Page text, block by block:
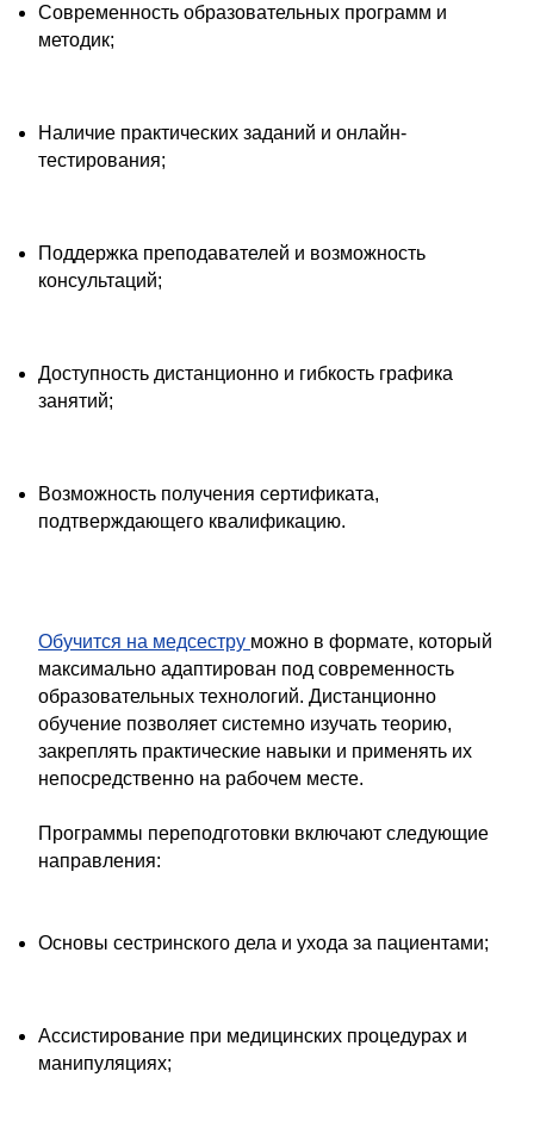
Современность образовательных программ и
методик;
Наличие практических заданий и онлайн-
тестирования;
Поддержка преподавателей и возможность
консультаций;
Доступность дистанционно и гибкость графика
занятий;
Возможность получения сертификата,
подтверждающего квалификацию.
Обучится на медсестру можно в формате, который
максимально адаптирован под современность
образовательных технологий. Дистанционно
обучение позволяет системно изучать теорию,
закреплять практические навыки и применять их
непосредственно на рабочем месте.
Программы переподготовки включают следующие
направления:
Основы сестринского дела и ухода за пациентами;
Ассистирование при медицинских процедурах и
манипуляциях;